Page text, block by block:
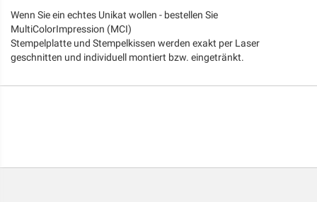
Wenn Sie ein echtes Unikat wollen - bestellen Sie
MultiColorImpression (MCI)
Stempelplatte und Stempelkissen werden exakt per Laser
geschnitten und individuell montiert bzw. eingetränkt.